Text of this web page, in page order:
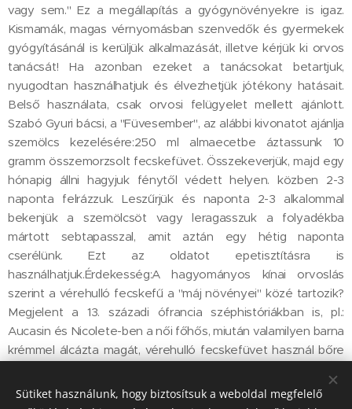
vagy sem." Ez a megállapítás a gyógynövényekre is igaz.
Kismamák, magas vérnyomásban szenvedők és gyermekek
gyógyításánál is kerüljük alkalmazását, illetve kérjük ki orvos
tanácsát! Ha azonban ezeket a tanácsokat betartjuk,
nyugodtan használhatjuk és élvezhetjük jótékony hatásait.
Belső használata, csak orvosi felügyelet mellett ajánlott.
Szabó Gyuri bácsi, a "Füvesember", az alábbi kivonatot ajánlja
szemölcs kezelésére:250 ml almaecetbe áztassunk 10
gramm összemorzsolt fecskefüvet. Összekeverjük, majd egy
hónapig állni hagyjuk fénytől védett helyen. közben 2-3
naponta felrázzuk. Leszűrjük és naponta 2-3 alkalommal
bekenjük a szemölcsöt vagy leragasszuk a folyadékba
mártott sebtapasszal, amit aztán egy hétig naponta
cserélünk. Ezt az oldatot epetisztításra is
használhatjuk.Érdekesség:A hagyományos kínai orvoslás
szerint a vérehulló fecskefű a "máj növényei" közé tartozik?
Megjelent a 13. századi ófrancia széphistóriákban is, pl.:
Aucasin és Nicolete-ben a női főhős, miután valamilyen barna
krémmel álcázta magát, vérehulló fecskefüvet használ bőre
Sütiket használunk, hogy biztosítsuk a weboldal megfelelő